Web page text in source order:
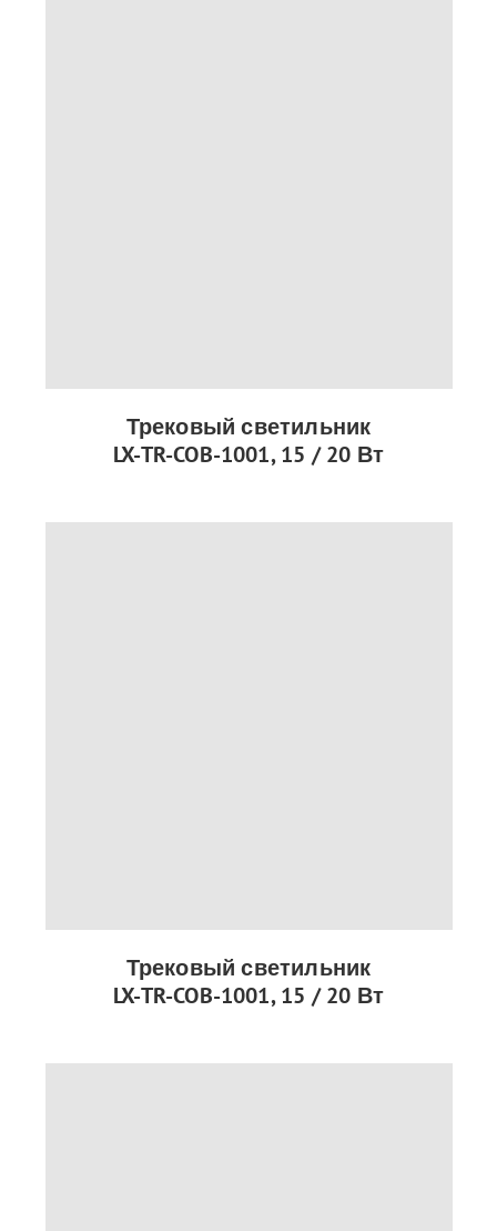
Трековый светильник
LX-TR-COB-1001, 15 / 20 Вт
Трековый светильник
LX-TR-COB-1001, 15 / 20 Вт